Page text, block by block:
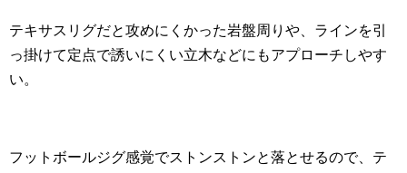
テキサスリグだと攻めにくかった岩盤周りや、ラインを引
っ掛けて定点で誘いにくい立木などにもアプローチしやす
い。
フットボールジグ感覚でストンストンと落とせるので、テ